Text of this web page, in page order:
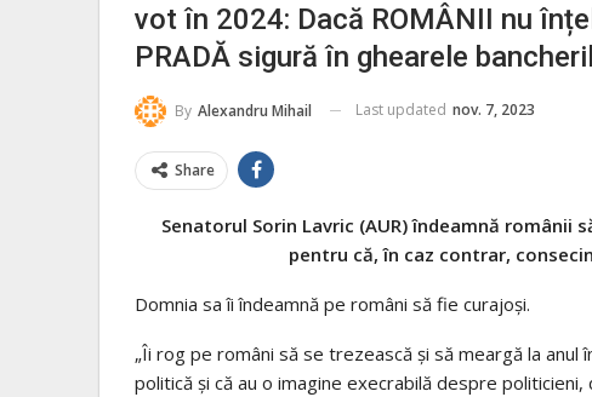
vot în 2024: Dacă ROMÂNII nu
PRADĂ sigură în ghearele
By Alexandru Mihail Last updated nov. 7, 2023
Share
Senatorul Sorin Lavric (AUR) îndeamnă
pentru că, în caz contrar,
Domnia sa îi îndeamnă pe români să fie curajoși.
„Îi rog pe români să se trezească și să meargă la anul
politică și că au o imagine execrabilă despre